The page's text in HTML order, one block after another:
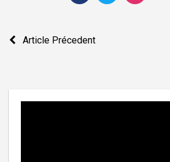
Navigation
Article Précedent